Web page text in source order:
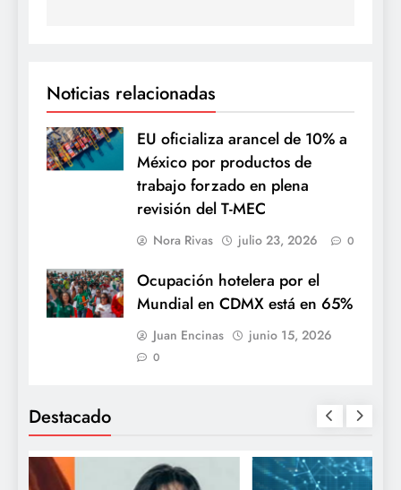
Noticias relacionadas
EU oficializa arancel de 10% a
México por productos de
trabajo forzado en plena
revisión del T-MEC
Nora Rivas julio 23, 2026 0
Ocupación hotelera por el
Mundial en CDMX está en 65%
Juan Encinas junio 15, 2026
0
Destacado